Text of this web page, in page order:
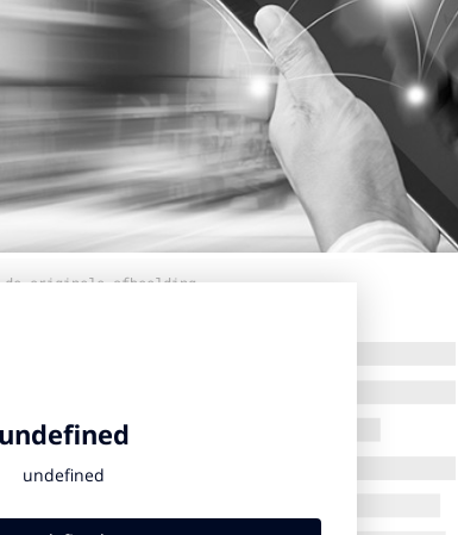
de originele afbeelding